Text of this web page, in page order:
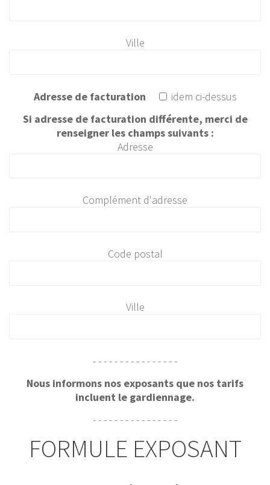
Ville
Adresse de facturation
idem ci-dessus
Si adresse de facturation différente, merci de
renseigner les champs suivants :
Adresse
Complément d'adresse
Code postal
Ville
- - - - - - - - - - - - - - - -
Nous informons nos exposants que nos tarifs
incluent le gardiennage.
- - - - - - - - - - - - - - - -
FORMULE EXPOSANT